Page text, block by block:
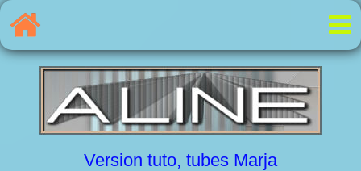
Version tuto, tubes Marja